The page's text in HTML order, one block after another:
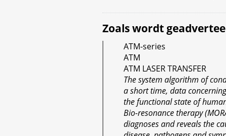
Zoals wordt
ATM-series
ATM
ATM LASER TRANSFER
The system algorithm of
a short time, data concerning
the functional state of
Bio-resonance therapy
diagnoses and reveals the